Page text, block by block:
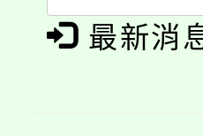
程
「本色祭
最新消